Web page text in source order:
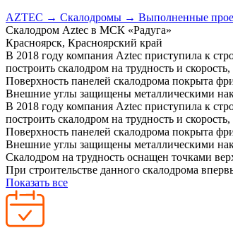
AZTEC → Скалодромы → Выполненные
Скалодром Aztec в МСК «Радуга»
Красноярск, Красноярский край
В 2018 году компания Aztec приступила к
построить скалодром на трудность и
Поверхность панелей скалодрома покрыта
Внешние углы защищены металлическими
В 2018 году компания Aztec приступила к
построить скалодром на трудность и
Поверхность панелей скалодрома покрыта
Внешние углы защищены металлическими
Скалодром на трудность оснащен точками
При строительстве данного скалодрома
Показать все